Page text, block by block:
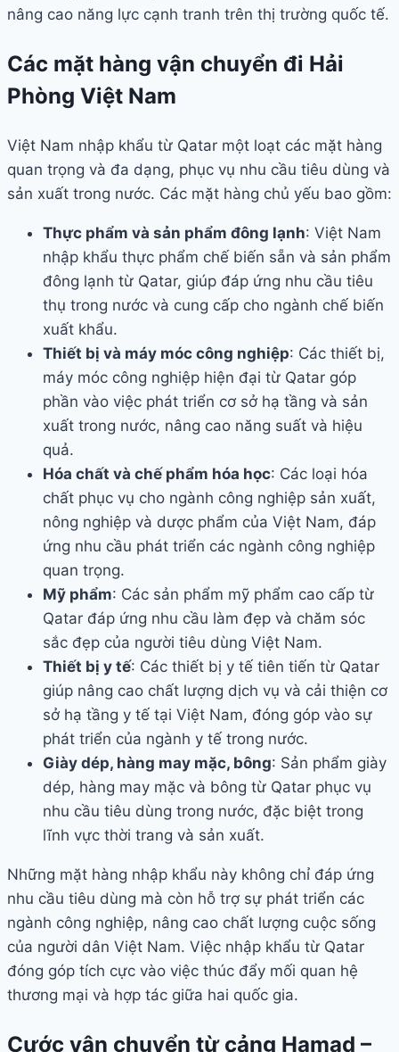
nâng cao năng lực cạnh tranh trên thị trường quốc tế.
Các mặt hàng vận chuyển đi Hải
Phòng Việt Nam
Việt Nam nhập khẩu từ Qatar một loạt các mặt hàng
quan trọng và đa dạng, phục vụ nhu cầu tiêu dùng và
sản xuất trong nước. Các mặt hàng chủ yếu bao gồm:
Thực phẩm và sản phẩm đông lạnh: Việt Nam
nhập khẩu thực phẩm chế biến sẵn và sản phẩm
đông lạnh từ Qatar, giúp đáp ứng nhu cầu tiêu
thụ trong nước và cung cấp cho ngành chế biến
xuất khẩu.
Thiết bị và máy móc công nghiệp: Các thiết bị,
máy móc công nghiệp hiện đại từ Qatar góp
phần vào việc phát triển cơ sở hạ tầng và sản
xuất trong nước, nâng cao năng suất và hiệu
quả.
Hóa chất và chế phẩm hóa học: Các loại hóa
chất phục vụ cho ngành công nghiệp sản xuất,
nông nghiệp và dược phẩm của Việt Nam, đáp
ứng nhu cầu phát triển các ngành công nghiệp
quan trọng.
Mỹ phẩm: Các sản phẩm mỹ phẩm cao cấp từ
Qatar đáp ứng nhu cầu làm đẹp và chăm sóc
sắc đẹp của người tiêu dùng Việt Nam.
Thiết bị y tế: Các thiết bị y tế tiên tiến từ Qatar
giúp nâng cao chất lượng dịch vụ và cải thiện cơ
sở hạ tầng y tế tại Việt Nam, đóng góp vào sự
phát triển của ngành y tế trong nước.
Giày dép, hàng may mặc, bông: Sản phẩm giày
dép, hàng may mặc và bông từ Qatar phục vụ
nhu cầu tiêu dùng trong nước, đặc biệt trong
lĩnh vực thời trang và sản xuất.
Những mặt hàng nhập khẩu này không chỉ đáp ứng
nhu cầu tiêu dùng mà còn hỗ trợ sự phát triển các
ngành công nghiệp, nâng cao chất lượng cuộc sống
của người dân Việt Nam. Việc nhập khẩu từ Qatar
đóng góp tích cực vào việc thúc đẩy mối quan hệ
thương mại và hợp tác giữa hai quốc gia.
Cước vận chuyển từ cảng Hamad –